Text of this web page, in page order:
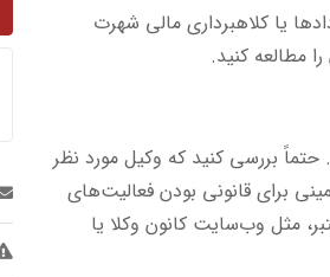
یا کلاهبرداری مالی شهرت
مطالعه کنید.
بررسی کنید که وکیل مورد نظر
برای قانونی بودن فعالیت‌های
مثل وب‌سایت کانون وکلا یا